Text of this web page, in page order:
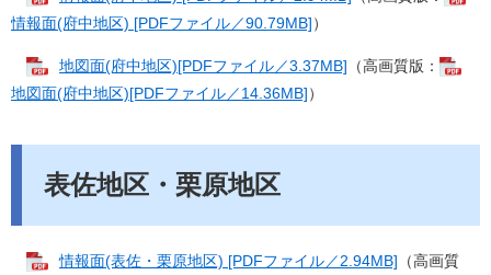
情報面(府中地区) [PDFファイル／90.79MB]）
地図面(府中地区)[PDFファイル／3.37MB] （高画質版：
地図面(府中地区)[PDFファイル／14.36MB]）
表佐地区・栗原地区
情報面(表佐・栗原地区) [PDFファイル／2.94MB] （高画質